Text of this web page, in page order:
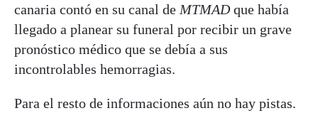
canaria contó en su canal de MTMADque había
llegado a planear su funeral por recibir un grave
pronóstico médico que se debía a sus
incontrolables hemorragias.
Para el resto de informaciones aún no hay pistas.